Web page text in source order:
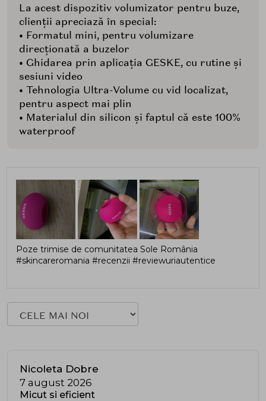
La acest dispozitiv volumizator pentru buze,
clienții apreciază în special:
• Formatul mini, pentru volumizare
direcționată a buzelor
• Ghidarea prin aplicația GESKE, cu rutine și
sesiuni video
• Tehnologia Ultra-Volume cu vid localizat,
pentru aspect mai plin
• Materialul din silicon și faptul că este 100%
waterproof
Poze trimise de comunitatea Sole România
#skincareromania #recenzii #reviewuriautentice
Nicoleta Dobre
7 august 2026
Micut si eficient